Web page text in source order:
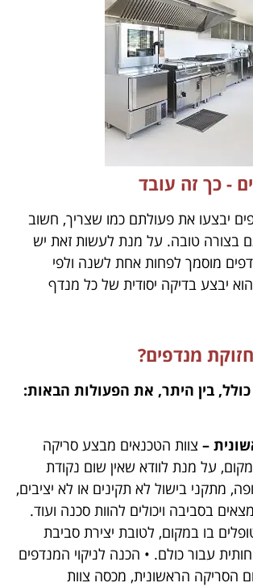
- כך זה עובד
יבצעו את פעולתם כמו שצריך, חשוב
בצורה טובה. על מנת לעשות זאת יש
מוסמך לפחות אחת לשנה ולפי
יבצע בדיקה יסודית של כל מנדף
מנדפים?
בין היתר, את הפעולות הבאות:
– צוות הטכנאים מבצע סריקה
על מנת לוודא שאין שום נקודת
מתקני בישול לא תקינים או לא יציבים,
בסביבה ויכולים להוות סכנה ועוד.
בו במקום, לטובת יצירת סביבת
עבור כולם. • הכנה לניקוי המנדפים
הסריקה הראשונית, מכסה צוות